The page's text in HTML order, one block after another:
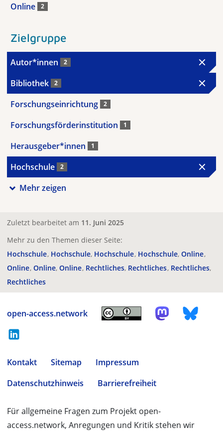
Online 2
Zielgruppe
Autor*innen 2
Bibliothek 2
Forschungseinrichtung 2
Forschungsförderinstitution 1
Herausgeber*innen 1
Hochschule 2
Mehr zeigen
Zuletzt bearbeitet am 11. Juni 2025
Mehr zu den Themen dieser Seite:
Hochschule Hochschule Hochschule Hochschule Online
Online Online Online Rechtliches Rechtliches Rechtliches
Rechtliches
open-access.network
Kontakt Sitemap
Impressum
Datenschutzhinweis
Barrierefreiheit
Für allgemeine Fragen zum Projekt open-
access.network, Anregungen und Kritik stehen wir